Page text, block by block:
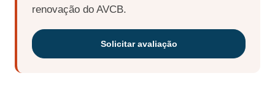
renovação do AVCB.
Solicitar avaliação